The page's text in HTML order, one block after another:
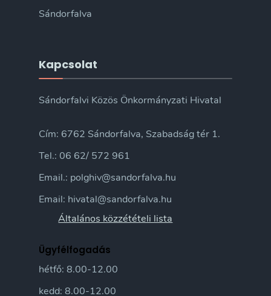
Sándorfalva
Kapcsolat
Sándorfalvi Közös Önkormányzati Hivatal
Cím: 6762 Sándorfalva, Szabadság tér 1.
Tel.: 06 62/ 572 961
Email.: polghiv@sandorfalva.hu
Email: hivatal@sandorfalva.hu
Általános közzétételi lista
Ügyfélfogadás
hétfő: 8.00-12.00
kedd: 8.00-12.00